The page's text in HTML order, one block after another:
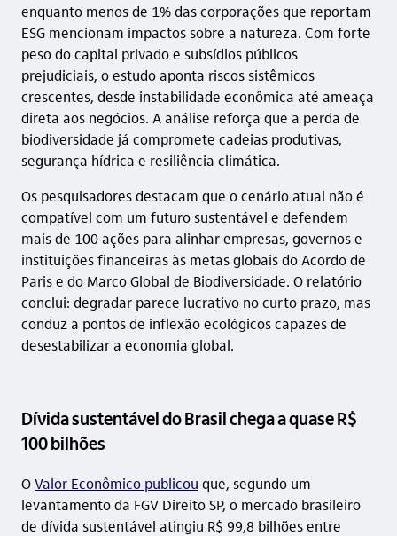
enquanto menos de 1% das corporações que reportam
ESG mencionam impactos sobre a natureza. Com forte
peso do capital privado e subsídios públicos
prejudiciais, o estudo aponta riscos sistêmicos
crescentes, desde instabilidade econômica até ameaça
direta aos negócios. A análise reforça que a perda de
biodiversidade já compromete cadeias produtivas,
segurança hídrica e resiliência climática.
Os pesquisadores destacam que o cenário atual não é
compatível com um futuro sustentável e defendem
mais de 100 ações para alinhar empresas, governos e
instituições financeiras às metas globais do Acordo de
Paris e do Marco Global de Biodiversidade. O relatório
conclui: degradar parece lucrativo no curto prazo, mas
conduz a pontos de inflexão ecológicos capazes de
desestabilizar a economia global.
Dívida sustentável do Brasil chega a quase R$
100 bilhões
OValor Econômico publicou que, segundo um
levantamento da FGV Direito SP, o mercado brasileiro
de dívida sustentável atingiu R$ 99,8 bilhões entre